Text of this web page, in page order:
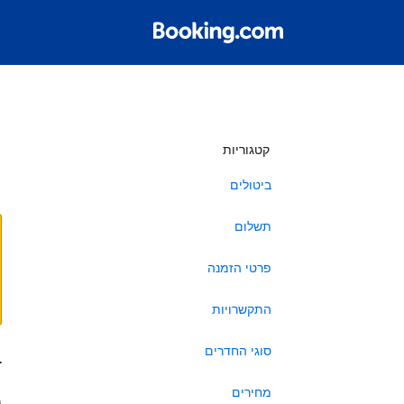
קטגוריות
ביטולים
תשלום
פרטי הזמנה
התקשרויות
סוגי החדרים
מחירים